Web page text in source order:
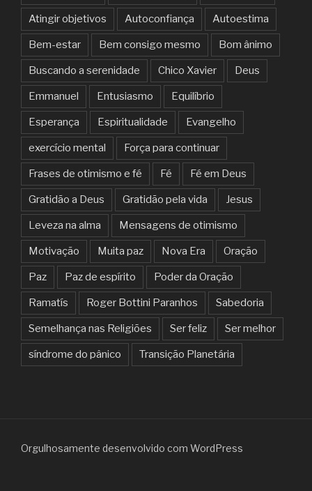
Atingir objetivos Autoconfiança Autoestima
Bem-estar Bem consigo mesmo Bom ânimo
Buscando a serenidade Chico Xavier Deus
Emmanuel Entusiasmo Equilíbrio
Esperança Espiritualidade Evangelho
exercício mental Força para continuar
Frases de otimismo e fé Fé Fé em Deus
Gratidão a Deus Gratidão pela vida Jesus
Leveza na alma Mensagens de otimismo
Motivação Muita paz Nova Era Oração
Paz Paz de espírito Poder da Oração
Ramatís Roger Bottini Paranhos Sabedoria
Semelhança nas Religiões Ser feliz Ser melhor
síndrome do pânico Transição Planetária
Orgulhosamente desenvolvido com WordPress